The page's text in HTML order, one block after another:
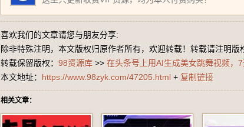
喜欢我们的文章请您与朋友分享:
除非特殊注明，本文版权归原作者所有，欢迎转载！转载请注明版
转载保留版权： 98资源库 >> 在头条号上用AI生成美女跳舞视频，
本文地址： https://www.98zyk.com/47205.html + 复制链接
相关文章：